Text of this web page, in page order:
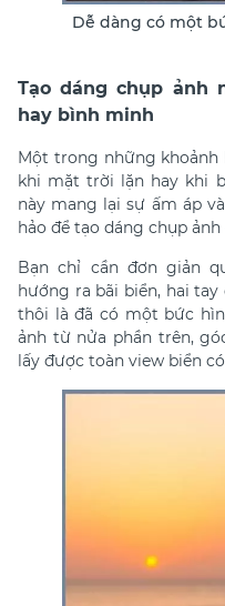
Dễ dàng có một
Tạo dáng chụp ảnh
hay bình minh
Một trong những khoảnh
khi mặt trời lặn hay khi
này mang lại sự ấm áp
hảo để tạo dáng chụp
Bạn chỉ cần đơn giản
hướng ra bãi biển, hai tay
thôi là đã có một bức
ảnh từ nửa phần trên,
lấy được toàn view biển